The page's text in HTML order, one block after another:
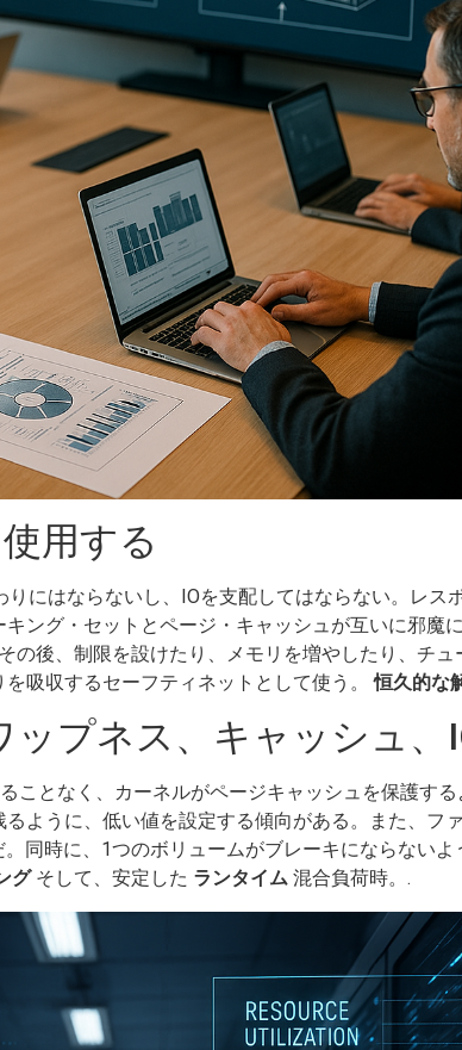
用する
にはならないし、IOを支配してはならない。レス
ング・セットとページ・キャッシュが互いに邪魔
の後、制限を設けたり、メモリを増やしたり、チ
吸収するセーフティネットとして使う。恒久的な
プネス、キャッシュ、
ことなく、カーネルがページキャッシュを保護す
ように、低い値を設定する傾向がある。また、フ
同時に、1つのボリュームがブレーキにならない
グそして、安定した ランタイム 混合負荷時。.